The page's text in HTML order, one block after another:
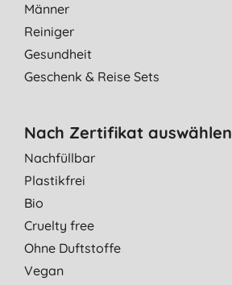
Männer
Reiniger
Gesundheit
Geschenk & Reise Sets
Nach Zertifikat auswählen
Nachfüllbar
Plastikfrei
Bio
Cruelty free
Ohne Duftstoffe
Vegan